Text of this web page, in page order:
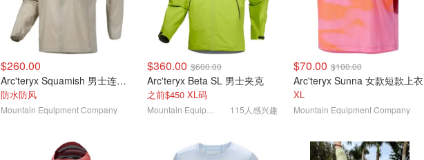
$260.00
Arc'teryx Squamish 男士连帽夹克
防水防风
Mountain Equipment Company
$360.00 $600.00
Arc'teryx Beta SL 男士夹克
之前$450 XL码
115人感兴趣
$70.00 $100.00
Arc'teryx Sunna 女款短款上衣
XL
Mountain Equipment Company